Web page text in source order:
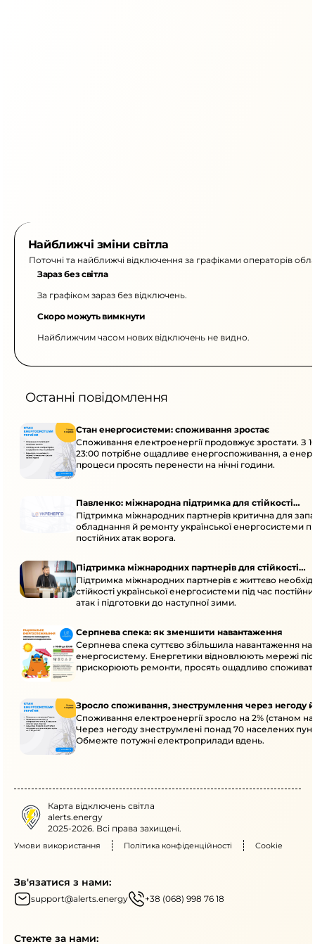
Найближчі зміни світла
Поточні та найближчі відключення за графіками операторів
Зараз без світла
За графіком зараз без відключень.
Скоро можуть вимкнути
Найближчим часом нових відключень не видно.
Останні повідомлення
Стан енергосистеми: споживання зростає
Споживання електроенергії продовжує зростати. З
23:00 потрібне ощадливе енергоспоживання, а
процеси просять перенести на нічні години.
Павленко: міжнародна підтримка для стійкості
енергосистеми
Підтримка міжнародних партнерів критична для
обладнання й ремонту української енергосистеми
постійних атак ворога.
Підтримка міжнародних партнерів для стійкості
енергосистеми
Підтримка міжнародних партнерів є життєво
стійкості української енергосистеми під час
атак і підготовки до наступної зими.
Серпнева спека: як зменшити навантаження
Серпнева спека суттєво збільшила навантаження на
енергосистему. Енергетики відновлюють мережі
прискорюють ремонти, просять ощадливо
Зросло споживання, знеструмлення через негоду
Споживання електроенергії зросло на 2% (станом на
Через негоду знеструмлені понад 70 населених
Обмежте потужні електроприлади вдень.
Карта відключень світла
alerts.energy
2025-2026. Всі права захищені.
Умови використання Політика конфіденційності Cookie
Зв'язатися з нами:
support@alerts.energy +38 (068) 998 76 18
Стежте за нами: